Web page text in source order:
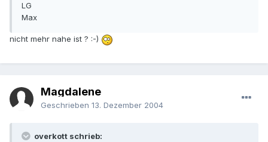
LG
Max
nicht mehr nahe ist ? :-)
Magdalene
Geschrieben 13. Dezember 2004
overkott schrieb: